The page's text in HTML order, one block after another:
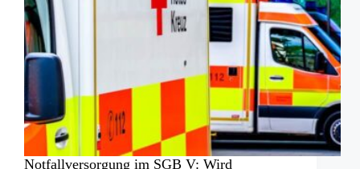
Notfallversorgung im SGB V: Wird